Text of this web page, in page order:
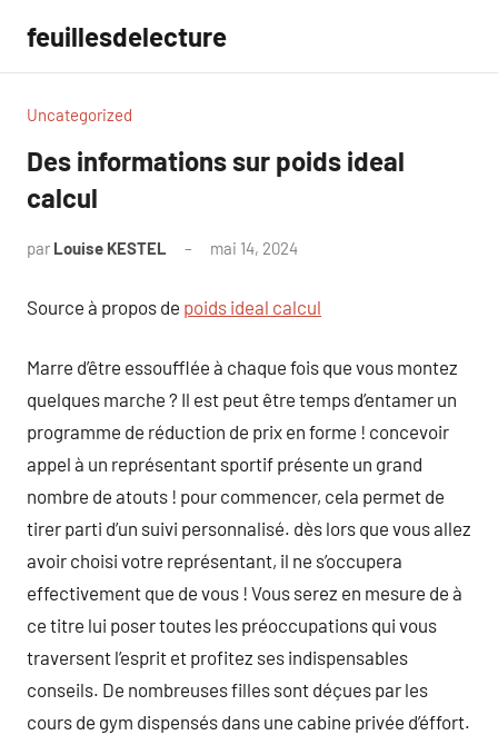
contenu
feuillesdelecture
Uncategorized
Des informations sur poids ideal
calcul
par Louise KESTEL mai 14, 2024
Source à propos de poids ideal calcul
Marre d’être essoufflée à chaque fois que vous montez
quelques marche ? Il est peut être temps d’entamer un
programme de réduction de prix en forme ! concevoir
appel à un représentant sportif présente un grand
nombre de atouts ! pour commencer, cela permet de
tirer parti d’un suivi personnalisé. dès lors que vous allez
avoir choisi votre représentant, il ne s’occupera
effectivement que de vous ! Vous serez en mesure de à
ce titre lui poser toutes les préoccupations qui vous
traversent l’esprit et profitez ses indispensables
conseils. De nombreuses filles sont déçues par les
cours de gym dispensés dans une cabine privée d’éffort.